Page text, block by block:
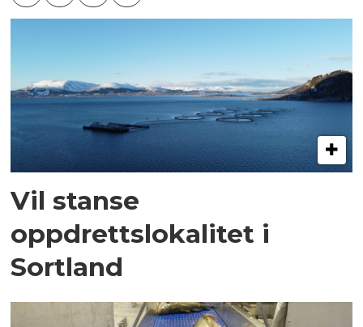
Vil stanse
oppdrettslokalitet i
Sortland